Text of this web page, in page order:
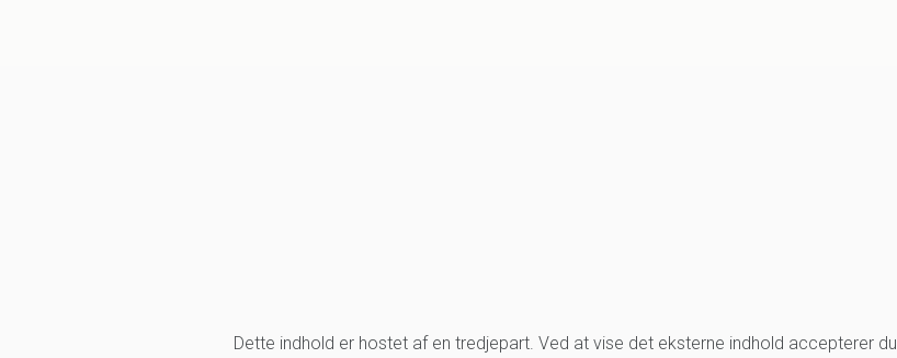
Dette indhold er hostet af en tredjepart. Ved at vise det eksterne indhold accepterer du